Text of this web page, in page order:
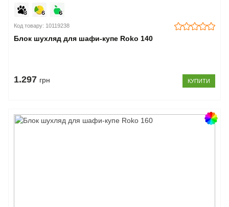
Код товару: 10119238
Блок шухляд для шафи-купе Roko 140
1.297 грн КУПИТИ